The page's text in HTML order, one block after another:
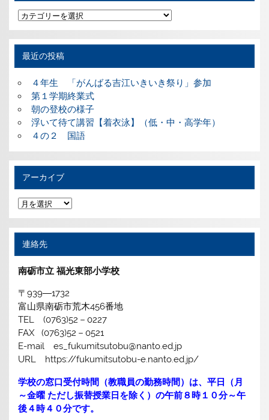
カ
テ
ゴ
リ
最近の投稿
４年生 「がんばる吉江いきいき祭り」参加
第１学期終業式
朝の登校の様子
浮いて待て講習【着衣泳】（低・中・高学年）
４の２ 国語
アーカイブ
ア
ー
カ
イ
連絡先
南砺市立 福光東部小学校
〒939―1732
富山県南砺市荒木456番地
TEL (0763)52－0227
FAX (0763)52－0521
E-mail es_fukumitsutobu@nanto.ed.jp
URL https://fukumitsutobu-e.nanto.ed.jp/
学校の窓口受付時間（教職員の勤務時間）は、平日（月
～金曜 ただし振替授業日を除く）の午前８時１０分～午
後４時４０分です。